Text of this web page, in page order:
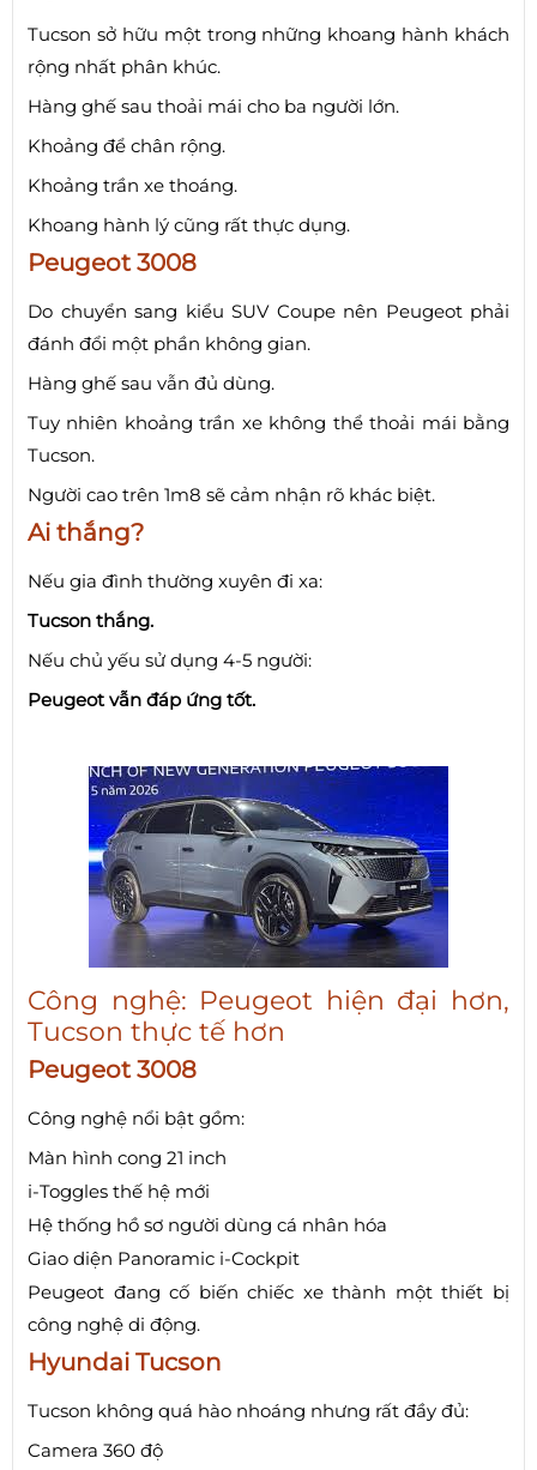
Tucson sở hữu một trong những khoang hành khách
rộng nhất phân khúc.
Hàng ghế sau thoải mái cho ba người lớn.
Khoảng để chân rộng.
Khoảng trần xe thoáng.
Khoang hành lý cũng rất thực dụng.
Peugeot 3008
Do chuyển sang kiểu SUV Coupe nên Peugeot phải
đánh đổi một phần không gian.
Hàng ghế sau vẫn đủ dùng.
Tuy nhiên khoảng trần xe không thể thoải mái bằng
Tucson.
Người cao trên 1m8 sẽ cảm nhận rõ khác biệt.
Ai thắng?
Nếu gia đình thường xuyên đi xa:
Tucson thắng.
Nếu chủ yếu sử dụng 4-5 người:
Peugeot vẫn đáp ứng tốt.
Công nghệ: Peugeot hiện đại hơn,
Tucson thực tế hơn
Peugeot 3008
Công nghệ nổi bật gồm:
Màn hình cong 21 inch
i-Toggles thế hệ mới
Hệ thống hồ sơ người dùng cá nhân hóa
Giao diện Panoramic i-Cockpit
Peugeot đang cố biến chiếc xe thành một thiết bị
công nghệ di động.
Hyundai Tucson
Tucson không quá hào nhoáng nhưng rất đầy đủ:
Camera 360 độ